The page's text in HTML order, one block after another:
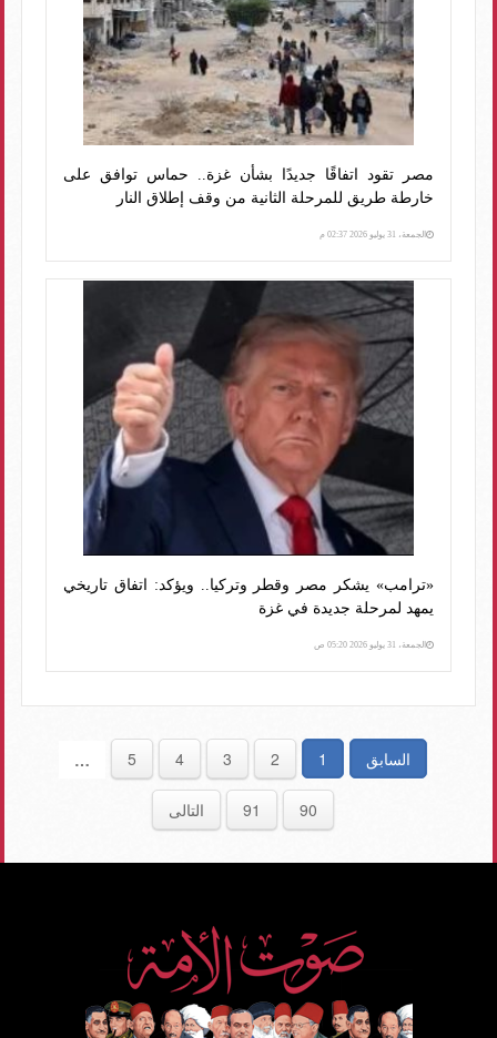
مصر تقود اتفاقًا جديدًا بشأن غزة.. حماس توافق على
خارطة طريق للمرحلة الثانية من وقف إطلاق النار
الجمعة، 31 يوليو 2026 02:37 م
«ترامب» يشكر مصر وقطر وتركيا.. ويؤكد: اتفاق تاريخي
يمهد لمرحلة جديدة في غزة
الجمعة، 31 يوليو 2026 05:20 ص
السابق 1
2
3
4
5
…
90
91 التالى